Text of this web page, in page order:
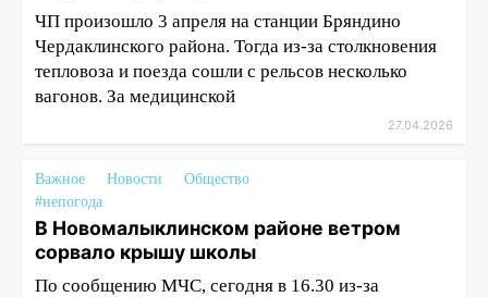
ЧП произошло 3 апреля на станции Бряндино
Чердаклинского района. Тогда из-за столкновения
тепловоза и поезда сошли с рельсов несколько
вагонов. За медицинской
27.04.2026
Важное Новости
Общество
#непогода
В Новомалыклинском районе ветром
сорвало крышу школы
По сообщению МЧС, сегодня в 16.30 из-за